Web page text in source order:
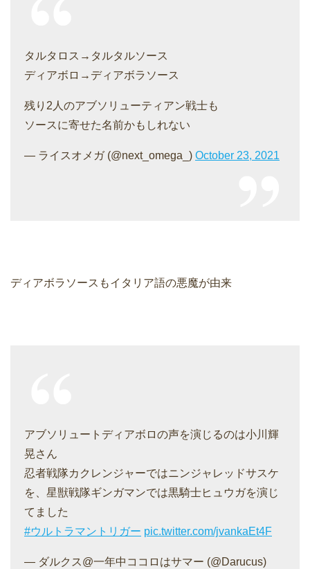
タルタロス→タルタルソース
ディアボロ→ディアボラソース
残り2人のアブソリューティアン戦士も
ソースに寄せた名前かもしれない
— ライスオメガ (@next_omega_) October 23, 2021
ディアボラソースもイタリア語の悪魔が由来
アブソリュートディアボロの声を演じるのは小川輝
晃さん
忍者戦隊カクレンジャーではニンジャレッドサスケ
を、星獣戦隊ギンガマンでは黒騎士ヒュウガを演じ
てました
#ウルトラマントリガー pic.twitter.com/jvankaEt4F
— ダルクス@一年中ココロはサマー (@Darucus)